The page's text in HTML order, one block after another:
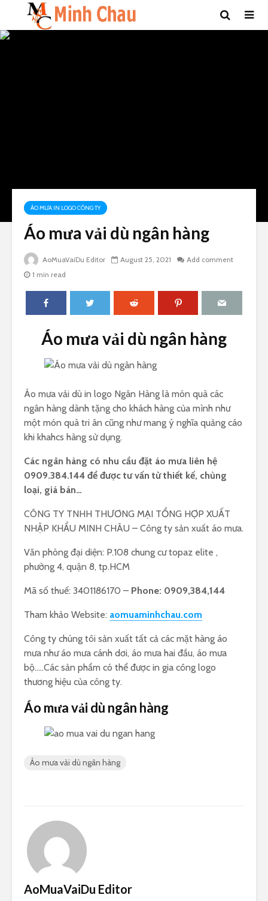
ÁO MƯA IN LOGO CÔNG TY
Áo mưa vải dù ngân hàng
AoMuaVaiDu Editor August 25, 2021
Add comment
1 min read
Áo mưa vải dù ngân hàng
Áo mưa vải dù in logo Ngân Hàng là món quà các
ngân hàng dành tặng cho khách hàng của mình như
một món quà tri ân cũng như mang ý nghĩa quảng cáo
khi khahcs hàng sử dụng.
Các ngân hàng có nhu cầu đặt áo mưa liên hệ
0909.384.144 để được tư vấn từ thiết kế, chủng
loại, giá bán…
CÔNG TY TNHH THƯƠNG MẠI TỔNG HỢP XUẤT
NHẬP KHẨU MINH CHÂU – Công ty sản xuất áo mưa.
Văn phòng đại diện: P.108 chung cư topaz elite ,
phường 4, quận 8, tp.HCM
Mã số thuế: 3401186170 – Phone: 0909,384,144
Tham khảo Website: aomuaminhchau.com
Công ty chúng tôi sản xuất tất cả các mặt hàng áo
mưa như áo mưa cánh dơi, áo mưa hai đầu, áo mưa
bộ…..Các sản phẩm có thể được in gia công logo
thương hiệu của công ty.
Áo mưa vải dù ngân hàng
Áo mưa vải dù ngân hàng
AoMuaVaiDu Editor